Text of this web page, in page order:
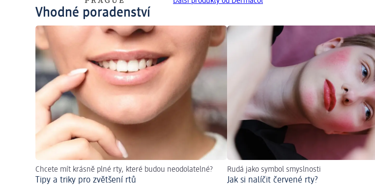
Vhodné poradenství
Chcete mít krásně plné rty, které budou neodolatelné?
Tipy a triky pro zvětšení rtů
Rudá jako symbol smyslnosti
Jak si nalíčit červené rty?